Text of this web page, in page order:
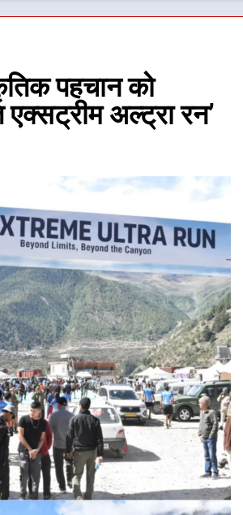
पहचान को
एक्सट्रीम अल्ट्रा रन’